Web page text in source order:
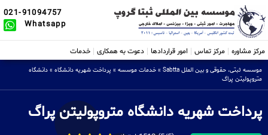
021-91094757
Whatsapp
مرکز مشاوره مرکز تماس امور قراردادها دعوت به همکاری خدمات
موسسه ثبتی، حقوقی و بین الملل Sabtta » خدمات موسسه » پرداخت شهریه دانشگاه » دانشگاه
متروپولیتن پراگ
پرداخت شهریه دانشگاه متروپولیتن پراگ